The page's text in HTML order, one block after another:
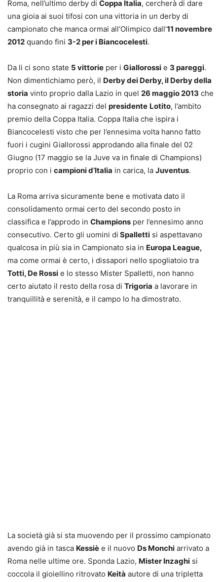
Roma, nell’ultimo derby di Coppa Italia, cercherà di dare
una gioia ai suoi tifosi con una vittoria in un derby di
campionato che manca ormai all’Olimpico dall’11 novembre
2012 quando fini 3-2 per i Biancocelesti.
Da li ci sono state 5 vittorie per i Giallorossi e 3 pareggi.
Non dimentichiamo però, il Derby dei Derby, il Derby della
storia vinto proprio dalla Lazio in quel 26 maggio 2013 che
ha consegnato ai ragazzi del presidente Lotito, l’ambito
premio della Coppa Italia. Coppa Italia che ispira i
Biancocelesti visto che per l’ennesima volta hanno fatto
fuori i cugini Giallorossi approdando alla finale del 02
Giugno (17 maggio se la Juve va in finale di Champions)
proprio con i campioni d’Italia in carica, la Juventus.
La Roma arriva sicuramente bene e motivata dato il
consolidamento ormai certo del secondo posto in
classifica e l’approdo in Champions per l’ennesimo anno
consecutivo. Certo gli uomini di Spalletti si aspettavano
qualcosa in più sia in Campionato sia in Europa League,
ma come ormai è certo, i dissapori nello spogliatoio tra
Totti, De Rossi e lo stesso Mister Spalletti, non hanno
certo aiutato il resto della rosa di Trigoria a lavorare in
tranquillità e serenità, e il campo lo ha dimostrato.
La società già si sta muovendo per il prossimo campionato
avendo già in tasca Kessiè e il nuovo Ds Monchi arrivato a
Roma nelle ultime ore. Sponda Lazio, Mister Inzaghi si
coccola il gioiellino ritrovato Keità autore di una tripletta